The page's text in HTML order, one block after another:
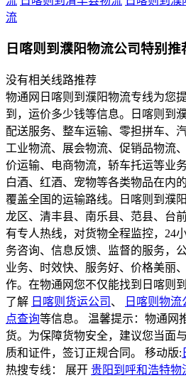
流
日喀则到濮阳物流公司特别推
没有相关线路推荐
物通网日喀则到濮阳物流专线为您
到，运价多少钱等信息。日喀则到
配送服务、整车运输、零担拼车、
工业物流、展会物流、促销品物流
价运输、电商物流，轿车托运等业
白酒、红酒、宠物等各类物品在内
覆盖全国的运输路线。日喀则到濮
龙区、清丰县、南乐县、范县、台
有专人热线，对货物全程监控，24
务咨询、信息反馈、监督的服务，
业务、时效快、服务好、价格美丽
作。在物通网您不仅能找到日喀则
了解 日喀则货运公司 、 日喀则物流
点查询等信息。 温馨提示：物通网
货。为保障货物安全，建议您当面
质和证件，签订正规合同。 移动版:
热搜专线： 展开 贵阳到呼和浩特物